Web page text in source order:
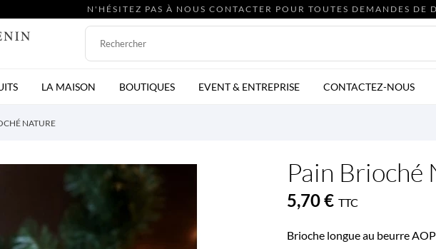
N'HÉSITEZ PAS À NOUS CONTACTER POUR TOUTES DEMANDES DE
LA MAISON BOUTIQUES EVENT & ENTREPRISE CONTACTEZ-NOUS
NATURE
Pain Brioché
5,70 € TTC
Brioche longue au beurre AOP